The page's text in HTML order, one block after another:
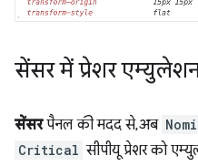
सेंसर में प्रेशर
सेंसरपैनल की मदद से, अब
Critical सीपीयू प्रेशर को